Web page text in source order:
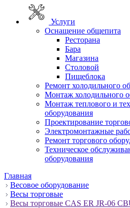
Услуги
Оснащение общепита
Ресторана
Бара
Магазина
Столовой
Пищеблока
Ремонт холодильного
Монтаж холодильного
Монтаж теплового и
оборудования
Проектирование
Электромонтажные
Ремонт торгового
Техническое
оборудования
Главная
Весовое оборудование
Весы торговые
Весы торговые CAS ER JR-06